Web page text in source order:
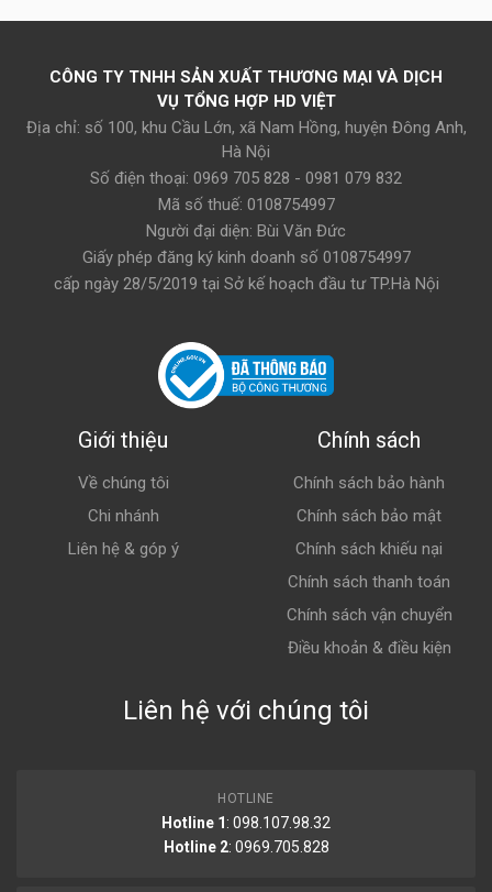
CÔNG TY TNHH SẢN XUẤT THƯƠNG MẠI VÀ DỊCH
VỤ TỔNG HỢP HD VIỆT
Địa chỉ: số 100, khu Cầu Lớn, xã Nam Hồng, huyện Đông Anh,
Hà Nội
Số điện thoại: 0969 705 828 - 0981 079 832
Mã số thuế: 0108754997
Người đại diện: Bùi Văn Đức
Giấy phép đăng ký kinh doanh số 0108754997
cấp ngày 28/5/2019 tại Sở kế hoạch đầu tư TP.Hà Nội
Giới thiệu
Về chúng tôi
Chi nhánh
Liên hệ & góp ý
Chính sách
Chính sách bảo hành
Chính sách bảo mật
Chính sách khiếu nại
Chính sách thanh toán
Chính sách vận chuyển
Điều khoản & điều kiện
Liên hệ với chúng tôi
HOTLINE
Hotline 1 : 098.107.98.32
Hotline 2: 0969.705.828